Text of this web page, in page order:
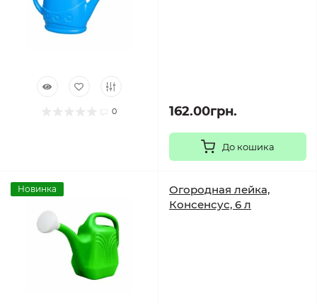
0 162.00грн.
До кошика
Новинка
Огородная лейка,
Консенсус, 6 л